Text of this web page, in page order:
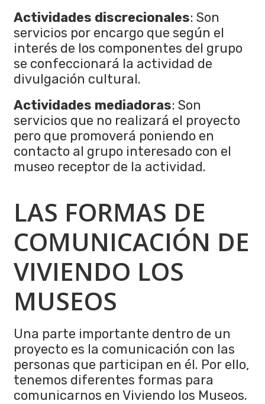
Actividades discrecionales: Son
servicios por encargo que según el
interés de los componentes del grupo
se confeccionará la actividad de
divulgación cultural.
Actividades mediadoras: Son
servicios que no realizará el proyecto
pero que promoverá poniendo en
contacto al grupo interesado con el
museo receptor de la actividad.
LAS FORMAS DE
COMUNICACIÓN DE
VIVIENDO LOS
MUSEOS
Una parte importante dentro de un
proyecto es la comunicación con las
personas que participan en él. Por ello,
tenemos diferentes formas para
comunicarnos en Viviendo los Museos.